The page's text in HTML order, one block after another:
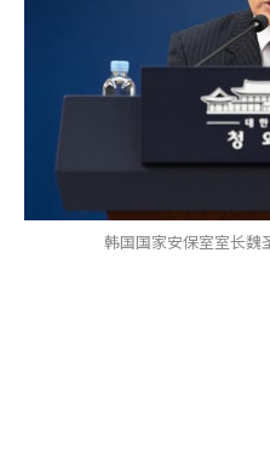
韩国国家安保室室长魏